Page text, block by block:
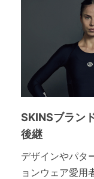
SKINSブラン
後継
デザインやパタ
ョンウェア愛用